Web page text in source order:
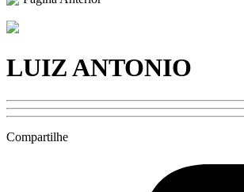
LUIZ ANTONIO
Compartilhe